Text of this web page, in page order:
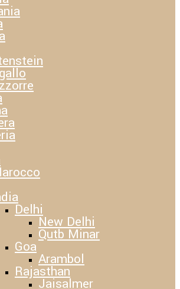
Delhi
New Delhi
Qutb Minar
Goa
Arambol
Rajasthan
Jaisalmer